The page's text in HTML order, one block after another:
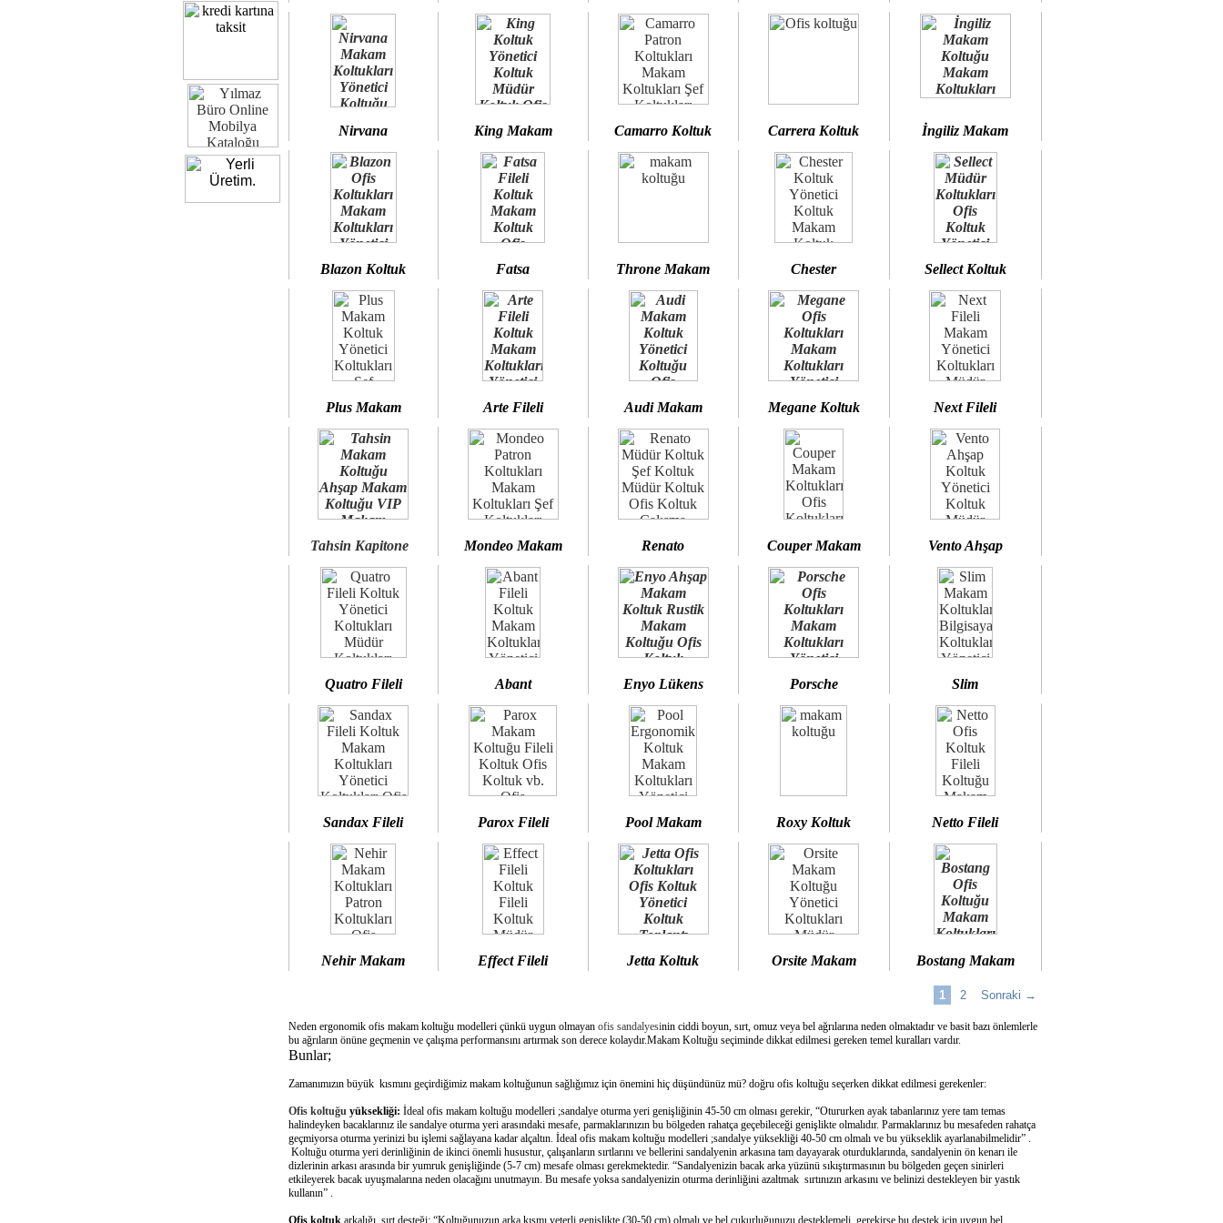
Nirvana King Makam Camarro Koltuk Carrera Koltuk İngiliz Makam
Blazon Koltuk Fatsa Throne Makam Chester Sellect Koltuk
Plus Makam Arte Fileli Audi Makam Megane Koltuk Next Fileli
Tahsin Kapitone Mondeo Makam Renato Couper Makam Vento Ahşap
Quatro Fileli Abant Enyo Lükens Porsche Slim
Sandax Fileli Parox Fileli Pool Makam Roxy Koltuk Netto Fileli
Nehir Makam Effect Fileli Jetta Koltuk Orsite Makam Bostang Makam
1 2 Sonraki →
Neden ergonomik ofis makam koltuğu modelleri çünkü uygun olmayan ofis sandalyesinin ciddi boyun, sırt, omuz veya bel ağrılarına neden olmaktadır ve basit bazı önlemlerle
bu ağrıların önüne geçmenin ve çalışma performansını artırmak son derece kolaydır.Makam Koltuğu seçiminde dikkat edilmesi gereken temel kuralları vardır.
Bunlar;
Zamanımızın büyük kısmını geçirdiğimiz makam koltuğunun sağlığımız için önemini hiç düşündünüz mü? doğru ofis koltuğu seçerken dikkat edilmesi gerekenler:
Ofis koltuğuyüksekliği: İdeal ofis makam koltuğu modelleri ;sandalye oturma yeri genişliğinin 45-50 cm olması gerekir, “Otururken ayak tabanlarınız yere tam temas
halindeyken bacaklarınız ile sandalye oturma yeri arasındaki mesafe, parmaklarınızın bu bölgeden rahatça geçebileceği genişlikte olmalıdır. Parmaklarınız bu mesafeden rahatça
geçmiyorsa oturma yerinizi bu işlemi sağlayana kadar alçaltın. İdeal ofis makam koltuğu modelleri ;sandalye yüksekliği 40-50 cm olmalı ve bu yükseklik ayarlanabilmelidir” .
Koltuğu oturma yeri derinliğinin de ikinci önemli husustur, çalışanların sırtlarını ve bellerini sandalyenin arkasına tam dayayarak oturduklarında, sandalyenin ön kenarı ile
dizlerinin arkası arasında bir yumruk genişliğinde (5-7 cm) mesafe olması gerekmektedir. “Sandalyenizin bacak arka yüzünü sıkıştırmasının bu bölgeden geçen sinirleri
etkileyerek bacak uyuşmalarına neden olacağını unutmayın. Bu mesafe yoksa sandalyenizin oturma derinliğini azaltmak sırtınızın arkasını ve belinizi destekleyen bir yastık
kullanın” .
Ofis koltuk arkalığı sırt desteği: “Koltuğunuzun arka kısmı yeterli genişlikte (30-50 cm) olmalı ve bel çukurluğunuzu desteklemeli, gerekirse bu destek için uygun bel